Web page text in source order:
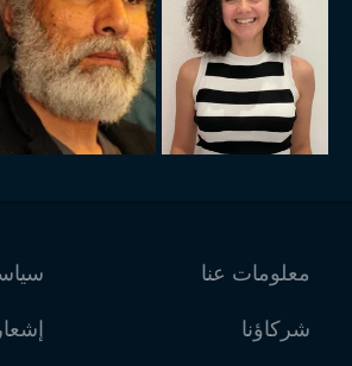
معلومات عنا
شركاؤنا إشعار